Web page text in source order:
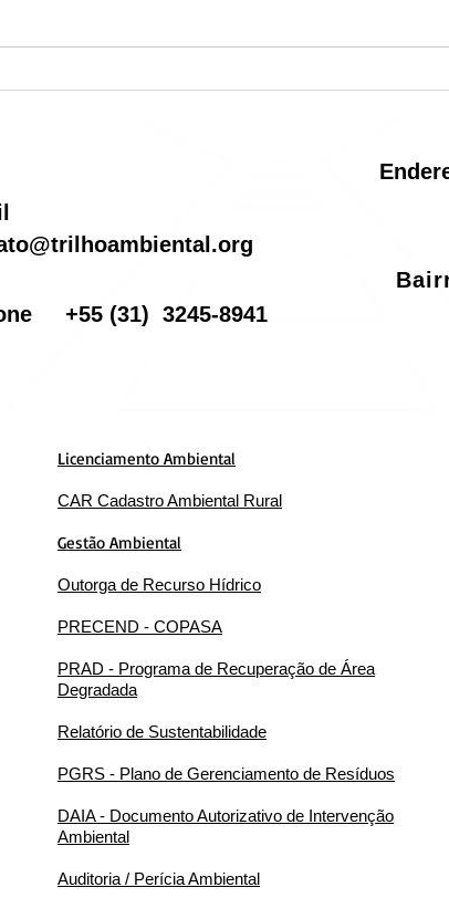
+55 (31) 3245-8941
Licenciamento Ambiental
CAR Cadastro Ambiental Rural
Gestão Ambiental
Outorga de Recurso Hídrico
PRECEND - COPASA
PRAD - Programa de Recuperação de Área
Degradada
Relatório de Sustentabilidade
PGRS - Plano de Gerenciamento de Resíduos
DAIA - Documento Autorizativo de Intervenção
Ambiental
Auditoria / Perícia Ambiental